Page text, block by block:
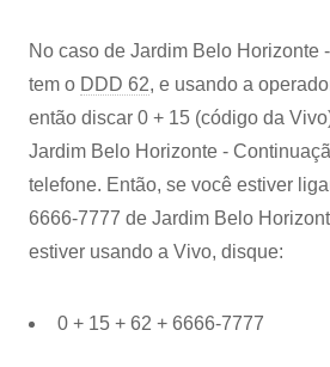
No caso de Jardim Belo Horizonte
tem o DDD 62, e usando a
então discar 0 + 15 (código da
Jardim Belo Horizonte -
telefone. Então, se você estiver
6666-7777 de Jardim Belo
estiver usando a Vivo, disque:
0 + 15 + 62 + 6666-7777